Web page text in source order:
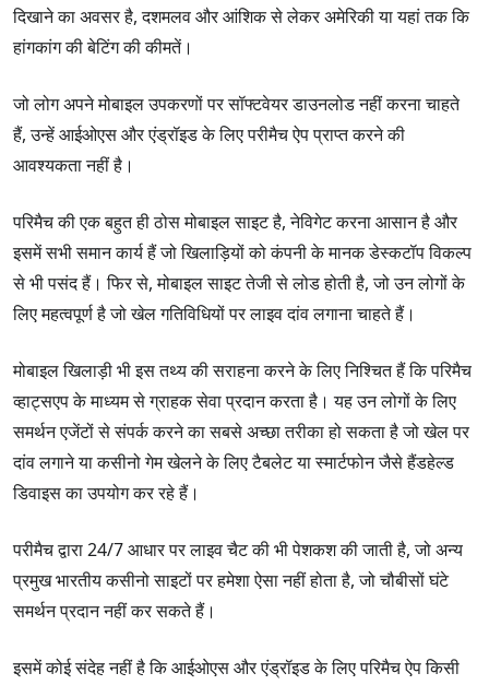
दिखाने का अवसर है, दशमलव और आंशिक से लेकर अमेरिकी या यहां तक ​​​​कि
हांगकांग की बेटिंग की कीमतें।
जो लोग अपने मोबाइल उपकरणों पर सॉफ्टवेयर डाउनलोड नहीं करना चाहते
हैं, उन्हें आईओएस और एंड्रॉइड के लिए परीमैच ऐप प्राप्त करने की
आवश्यकता नहीं है।
परिमैच की एक बहुत ही ठोस मोबाइल साइट है, नेविगेट करना आसान है और
इसमें सभी समान कार्य हैं जो खिलाड़ियों को कंपनी के मानक डेस्कटॉप विकल्प
से भी पसंद हैं। फिर से, मोबाइल साइट तेजी से लोड होती है, जो उन लोगों के
लिए महत्वपूर्ण है जो खेल गतिविधियों पर लाइव दांव लगाना चाहते हैं।
मोबाइल खिलाड़ी भी इस तथ्य की सराहना करने के लिए निश्चित हैं कि परिमैच
व्हाट्सएप के माध्यम से ग्राहक सेवा प्रदान करता है। यह उन लोगों के लिए
समर्थन एजेंटों से संपर्क करने का सबसे अच्छा तरीका हो सकता है जो खेल पर
दांव लगाने या कसीनो गेम खेलने के लिए टैबलेट या स्मार्टफोन जैसे हैंडहेल्ड
डिवाइस का उपयोग कर रहे हैं।
परीमैच द्वारा 24/7 आधार पर लाइव चैट की भी पेशकश की जाती है, जो अन्य
प्रमुख भारतीय कसीनो साइटों पर हमेशा ऐसा नहीं होता है, जो चौबीसों घंटे
समर्थन प्रदान नहीं कर सकते हैं।
इसमें कोई संदेह नहीं है कि आईओएस और एंड्रॉइड के लिए परिमैच ऐप किसी